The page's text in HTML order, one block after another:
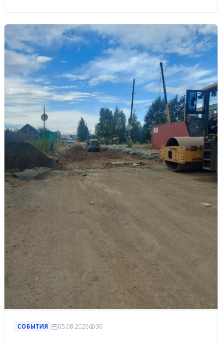
СОБЫТИЯ 05.08.2026 30